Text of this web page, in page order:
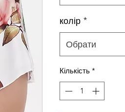
колір *
Обрати
Кількість *